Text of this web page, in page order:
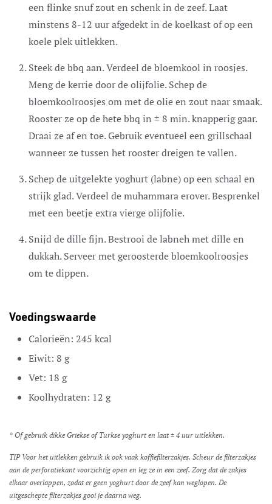
een flinke snuf zout en schenk in de zeef. Laat
minstens 8-12 uur afgedekt in de koelkast of op een
koele plek uitlekken.
Steek de bbq aan. Verdeel de bloemkool in roosjes.
Meng de kerrie door de olijfolie. Schep de
bloemkoolroosjes om met de olie en zout naar smaak.
Rooster ze op de hete bbq in ± 8 min. knapperig gaar.
Draai ze af en toe. Gebruik eventueel een grillschaal
wanneer ze tussen het rooster dreigen te vallen.
Schep de uitgelekte yoghurt (labne) op een schaal en
strijk glad. Verdeel de muhammara erover. Besprenkel
met een beetje extra vierge olijfolie.
Snijd de dille fijn. Bestrooi de labneh met dille en
dukkah. Serveer met geroosterde bloemkoolroosjes
om te dippen.
Voedingswaarde
Calorieën: 245 kcal
Eiwit: 8 g
Vet: 18 g
Koolhydraten: 12 g
* Of gebruik dikke Griekse of Turkse yoghurt en laat ± 4 uur uitlekken.
TIP Voor het uitlekken gebruik ik ook vaak koffiefilterzakjes. Scheur de filterzakjes
aan de perforatiekant voorzichtig open en leg ze in een zeef. Zorg dat de zakjes
elkaar overlappen, zodat er geen yoghurt door de zeef kan weglopen. De
uitgeschepte filterzakjes gooi je daarna weg.